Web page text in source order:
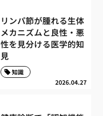
リンパ節が腫れる生体
メカニズムと良性・悪
性を見分ける医学的知
見
2026.04.27
知識